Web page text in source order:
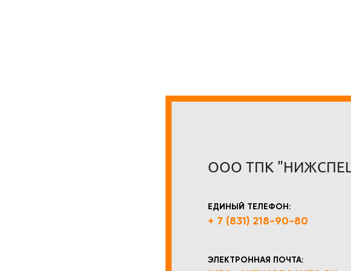
ООО ТПК
ЕДИНЫЙ ТЕЛЕФОН:
+ 7 (831) 218-90-80
ЭЛЕКТРОННАЯ ПОЧТА: